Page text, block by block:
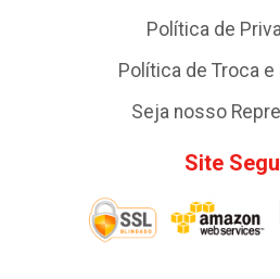
Política de
Política de Troca
Seja nosso
Site